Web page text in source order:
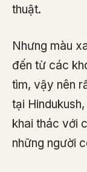
thuật.
Nhưng màu
đến từ các
tìm, vậy nên
tại
khai thác với
những người